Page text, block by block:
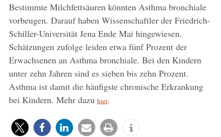
Bestimmte Milchfettsäuren könnten Asthma bronchiale
vorbeugen. Darauf haben Wissenschaftler der Friedrich-
Schiller-Universität Jena Ende Mai hingewiesen.
Schätzungen zufolge leiden etwa fünf Prozent der
Erwachsenen an Asthma bronchiale. Bei den Kindern
unter zehn Jahren sind es sieben bis zehn Prozent.
Asthma ist damit die häufigste chronische Erkrankung
bei Kindern. Mehr dazu hier.